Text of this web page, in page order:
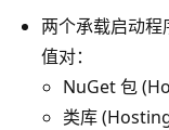
两个承载启动
值对：
NuGet 包
类库